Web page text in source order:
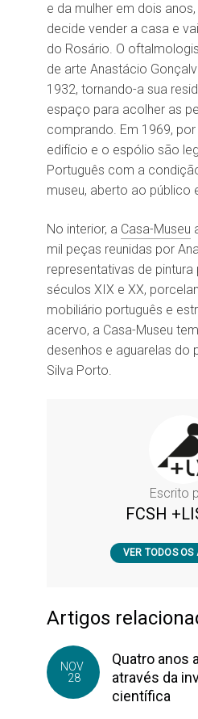
e da mulher em dois
decide vender a casa e
do Rosário. O
de arte Anastácio
1932, tornando-a sua
espaço para acolher as
comprando. Em 1969,
edifício e o espólio são
Português com a
museu, aberto ao público
No interior, a Casa-Museu
mil peças reunidas por
representativas de
séculos XIX e XX,
mobiliário português e
acervo, a Casa-Museu
desenhos e aguarelas do
Silva Porto.
Escrito
FCSH
VER TODOS OS
Artigos
NOV
28
Quatro anos
através da
científica